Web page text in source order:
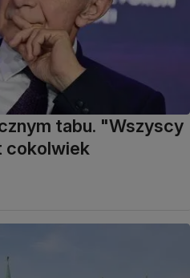
tabu. "Wszyscy
cokolwiek